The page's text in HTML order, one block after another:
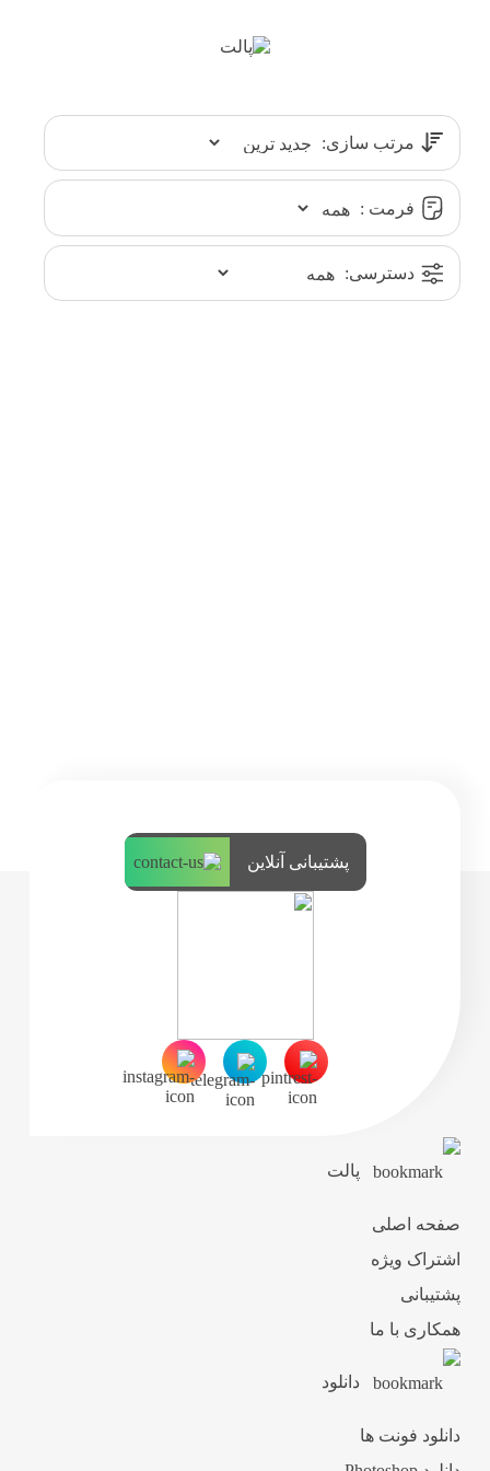
مرتب سازی:
فرمت :
دسترسی:
پالت
صفحه اصلی
اشتراک ویژه
پشتیبانی
همکاری با ما
دانلود
دانلود فونت ها
پشتیبانی آنلاین